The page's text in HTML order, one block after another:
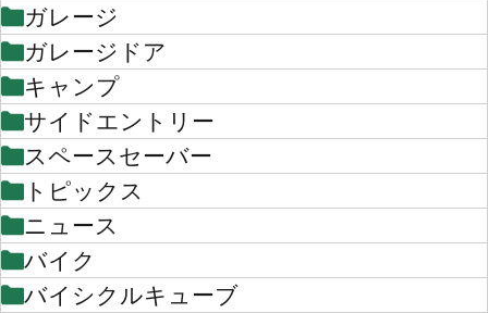
ガレージ
ガレージドア
キャンプ
サイドエントリー
スペースセーバー
トピックス
ニュース
バイク
バイシクルキューブ